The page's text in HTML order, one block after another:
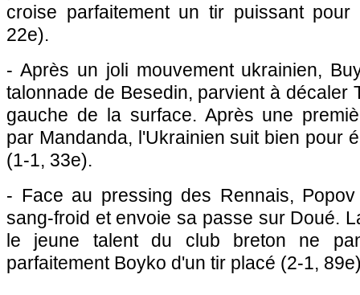
croise parfaitement un tir puissant
22e).
- Après un joli mouvement ukrainien,
talonnade de Besedin, parvient à décaler
gauche de la surface. Après une
par Mandanda, l'Ukrainien suit bien pour
(1-1, 33e).
- Face au pressing des Rennais,
sang-froid et envoie sa passe sur Doué.
le jeune talent du club breton ne
parfaitement Boyko d'un tir placé (2-1,